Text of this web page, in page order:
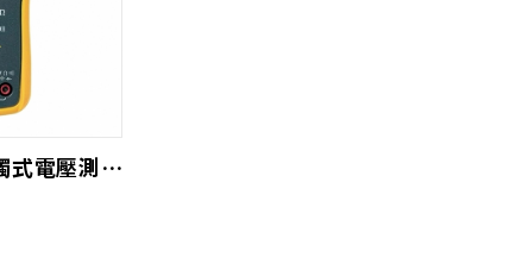
Fluke 117 非接觸式電壓測量萬用錶